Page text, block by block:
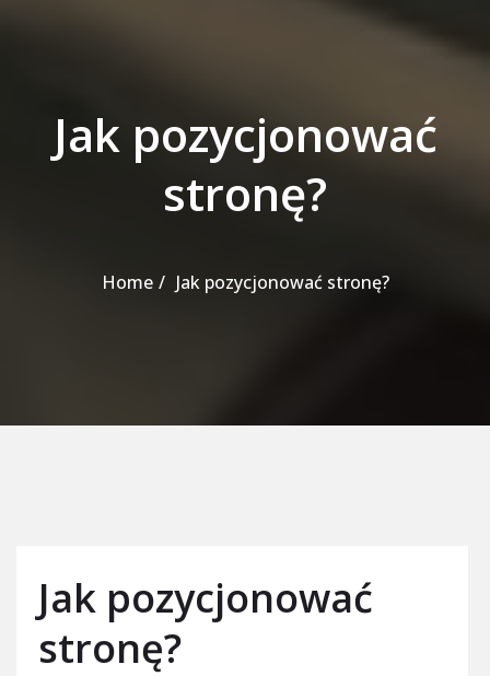
Jak pozycjonować
stronę?
Home Jak pozycjonować stronę?
Jak pozycjonować
stronę?